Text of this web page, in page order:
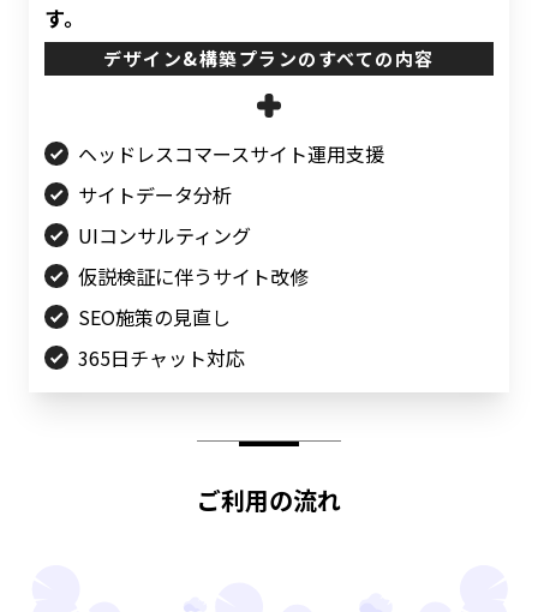
す。
デザイン&構築プランのすべての内容
ヘッドレスコマースサイト運用支援
サイトデータ分析
UIコンサルティング
仮説検証に伴うサイト改修
SEO施策の見直し
365日チャット対応
ご利用の流れ